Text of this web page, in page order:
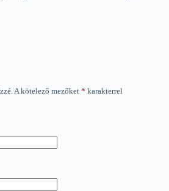
A kötelező mezőket * karakterrel